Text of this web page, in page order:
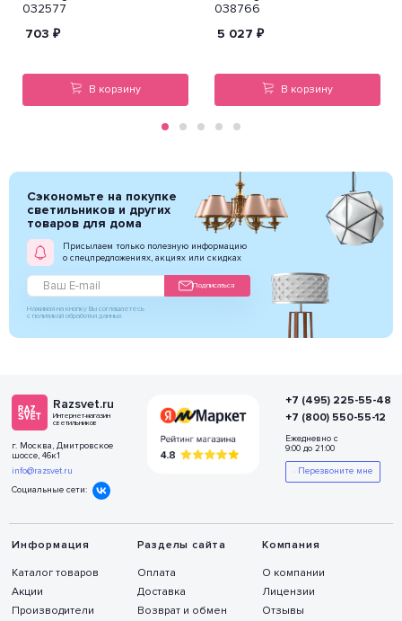
032577
703 ₽
В корзину
038766
5 027 ₽
В корзину
Сэкономьте на покупке
светильников и других
товаров для дома
Присылаем только полезную информацию
о спецпредложениях, акциях или скидках
Подписаться
Нажимая на кнопку Вы соглашаетесь
с политикой обработки данных
Razsvet.ru
Интернет-магазин
светильников
г. Москва, Дмитровское
шоссе, 46к1
info@razsvet.ru
Социальные сети:
Информация
Каталог товаров
Акции
Производители
Разделы сайта
Оплата
Доставка
Возврат и обмен
Компания
О компании
Лицензии
Отзывы
+7 (495) 225-55-48
+7 (800) 550-55-12
Ежедневно с
9:00 до 21:00
Перезвоните мне